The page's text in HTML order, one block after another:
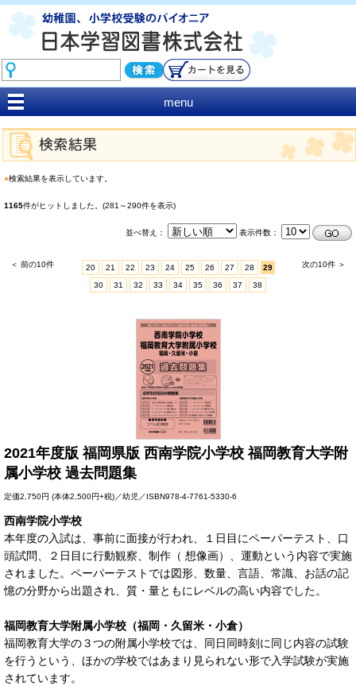
menu
●検索結果を表示しています。
1165件がヒットしました。(281～290件を表示)
並べ替え： 表示件数：
＜ 前の10件 次の10件 ＞
20 21 22 23 24 25 26 27 28
29
30
31 32 33 34 35 36 37 38
2021年度版 福岡県版 西南学院小学校 福岡教育大学附
属小学校 過去問題集
定価2,750円 (本体2,500円+税)／幼児／ISBN978-4-7761-5330-6
西南学院小学校
本年度の入試は、事前に面接が行われ、１日目にペーパーテスト、口
頭試問、２日目に行動観察、制作（ 想像画）、運動という内容で実施
されました。ペーパーテストでは図形、数量、言語、常識、お話の記
憶の分野から出題され、質・量ともにレベルの高い内容でした。
福岡教育大学附属小学校（福岡・久留米・小倉）
福岡教育大学の３つの附属小学校では、同日同時刻に同じ内容の試験
を行うという、ほかの学校ではあまり見られない形で入学試験が実施
されています。